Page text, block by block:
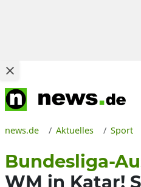
news.de Aktuelles Sport
Bundesliga-
WM in Katar!